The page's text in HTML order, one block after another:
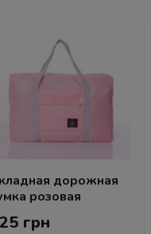
дорожная
розовая
грн